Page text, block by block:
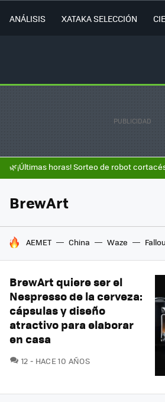
ANÁLISIS XATAKA SELECCIÓN
🌿¡Últimas horas! Sorteo de robot
BrewArt
HOY SE HABLA DE
AEMET China Waze
BrewArt quiere ser el
Nespresso de la cerveza:
cápsulas y diseño
atractivo para elaborar
en casa
12 COMENTARIOS
HACE 10 AÑOS